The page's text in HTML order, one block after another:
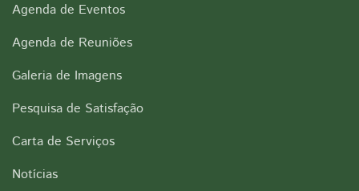
Agenda de Eventos
Agenda de Reuniões
Galeria de Imagens
Pesquisa de Satisfação
Carta de Serviços
Notícias